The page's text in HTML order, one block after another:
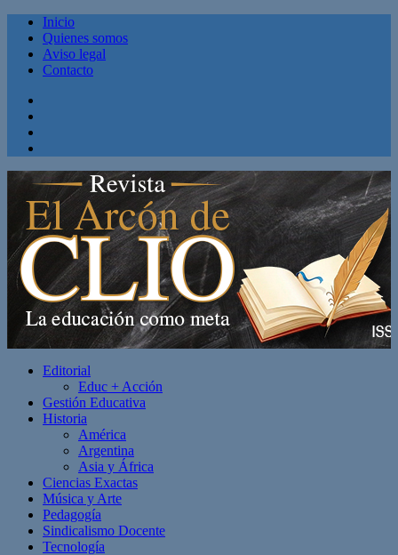
Inicio
Quienes somos
Aviso legal
Contacto
Editorial
Educ + Acción
Gestión Educativa
Historia
América
Argentina
Asia y África
Ciencias Exactas
Música y Arte
Pedagogía
Sindicalismo Docente
Tecnología